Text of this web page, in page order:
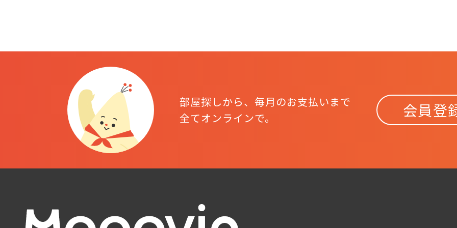
部屋探しから、毎月のお支払いまで
全てオンラインで。
会員登